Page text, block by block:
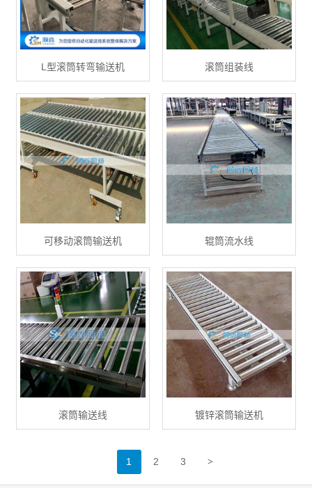
L型滚筒转弯输送机 滚筒组装线
可移动滚筒输送机 辊筒流水线
滚筒输送线 镀锌滚筒输送机
1 2 3 >